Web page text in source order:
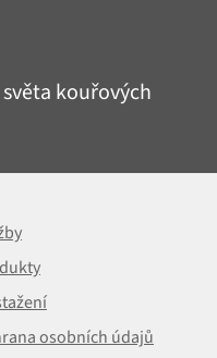
kouřových
osobních údajů